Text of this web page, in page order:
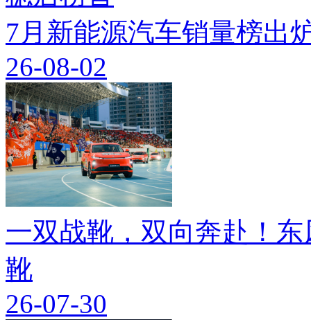
7月新能源汽车销量榜出
26-08-02
一双战靴，双向奔赴！
靴
26-07-30